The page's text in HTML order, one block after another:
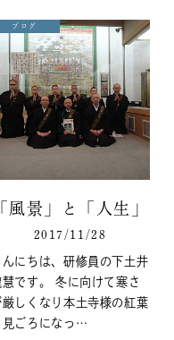
ブログ
「風景」と「人生」
2017/11/28
んにちは、研修員の下土井
慧です。 冬に向けて寒さ
厳しくなり本土寺様の紅葉
見ごろになっ…